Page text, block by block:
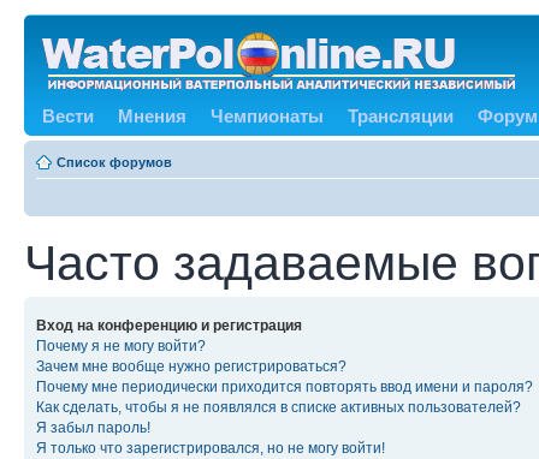
Вести Мнения Чемпионаты Трансляции Форум
Список форумов
Часто задаваемые
Вход на конференцию и регистрация
Почему я не могу войти?
Зачем мне вообще нужно регистрироваться?
Почему мне периодически приходится повторять ввод имени и пароля?
Как сделать, чтобы я не появлялся в списке активных пользователей?
Я забыл пароль!
Я только что зарегистрировался, но не могу войти!